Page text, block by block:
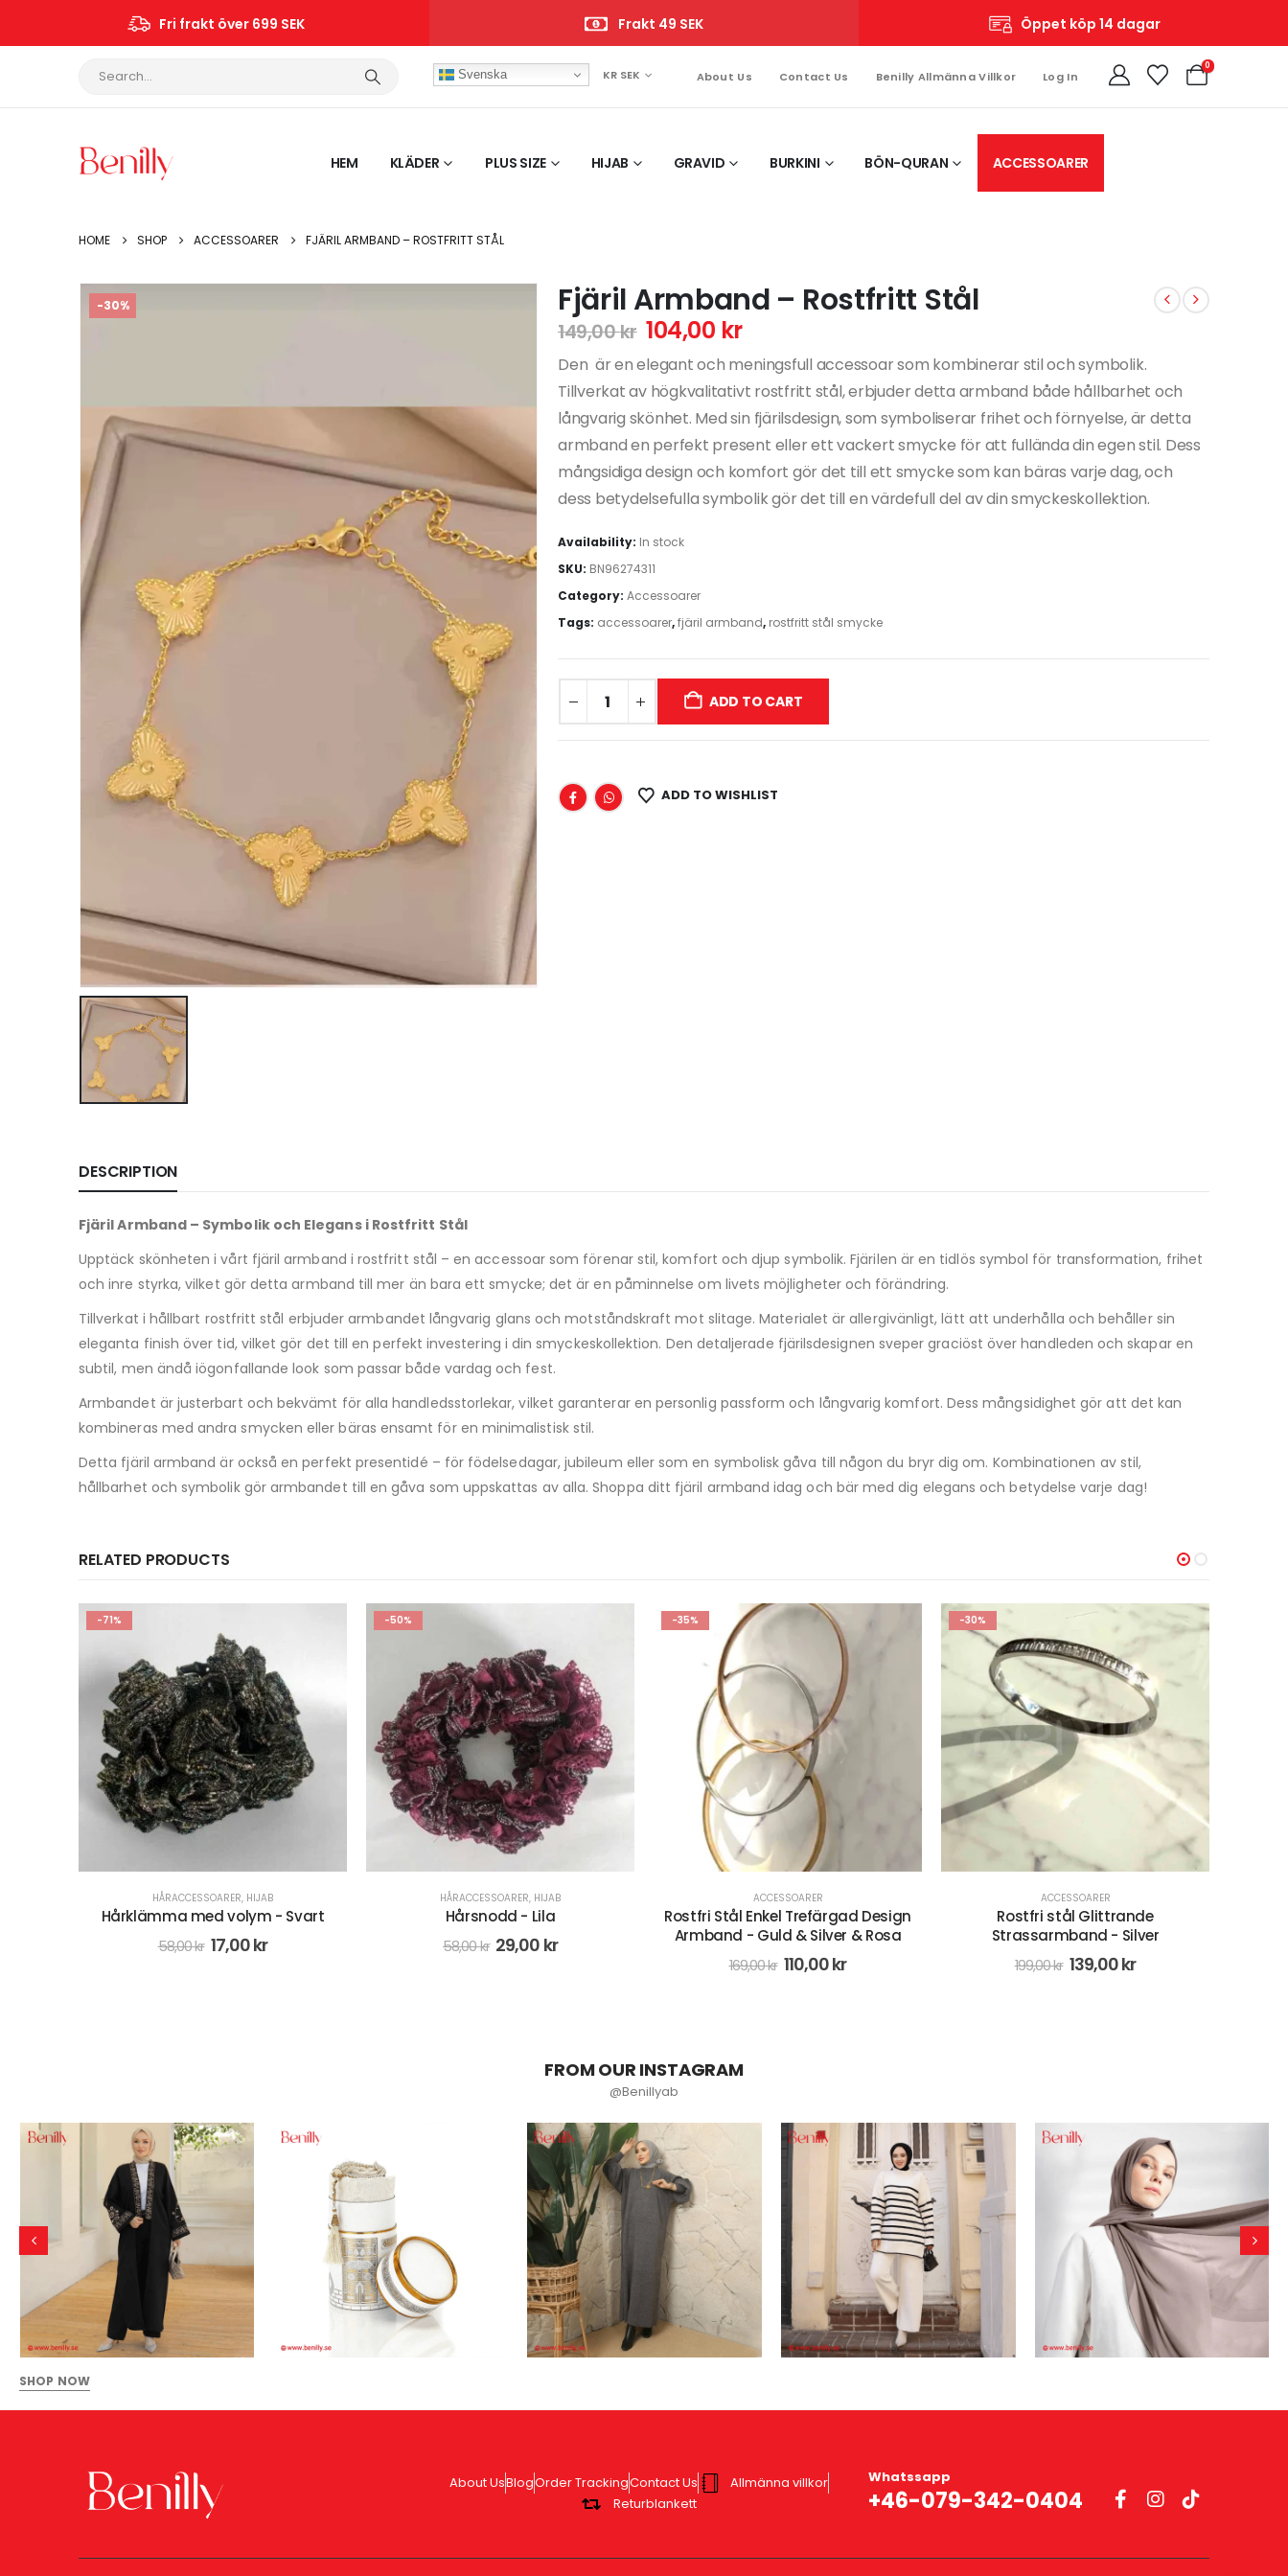
Fri frakt över 699 SEK Frakt 49 SEK Öppet köp 14 dagar
Svenska KR SEK About Us Contact Us Benilly Allmänna Villkor Log In
0
HEM KLÄDER PLUS SIZE HIJAB GRAVID BURKINI BÖN-QURAN ACCESSOARER
HOME SHOP ACCESSOARER FJÄRIL ARMBAND – ROSTFRITT STÅL
-30% Fjäril Armband – Rostfritt Stål
149,00kr 104,00 kr
Den är en elegant och meningsfull accessoar som kombinerar stil och symbolik.
Tillverkat av högkvalitativt rostfritt stål, erbjuder detta armband både hållbarhet och
långvarig skönhet. Med sin fjärilsdesign, som symboliserar frihet och förnyelse, är detta
armband en perfekt present eller ett vackert smycke för att fullända din egen stil. Dess
mångsidiga design och komfort gör det till ett smycke som kan bäras varje dag, och
dess betydelsefulla symbolik gör det till en värdefull del av din smyckeskollektion.
Availability: In stock
SKU: BN96274311
Category: Accessoarer
Tags: accessoarer,fjäril armband, rostfritt stål smycke
ADD TO CART
ADD TO WISHLIST
DESCRIPTION
Fjäril Armband – Symbolik och Elegans i Rostfritt Stål
Upptäck skönheten i vårt fjäril armband i rostfritt stål – en accessoar som förenar stil, komfort och djup symbolik. Fjärilen är en tidlös symbol för transformation, frihet
och inre styrka, vilket gör detta armband till mer än bara ett smycke; det är en påminnelse om livets möjligheter och förändring.
Tillverkat i hållbart rostfritt stål erbjuder armbandet långvarig glans och motståndskraft mot slitage. Materialet är allergivänligt, lätt att underhålla och behåller sin
eleganta finish över tid, vilket gör det till en perfekt investering i din smyckeskollektion. Den detaljerade fjärilsdesignen sveper graciöst över handleden och skapar en
subtil, men ändå iögonfallande look som passar både vardag och fest.
Armbandet är justerbart och bekvämt för alla handledsstorlekar, vilket garanterar en personlig passform och långvarig komfort. Dess mångsidighet gör att det kan
kombineras med andra smycken eller bäras ensamt för en minimalistisk stil.
Detta fjäril armband är också en perfekt presentidé – för födelsedagar, jubileum eller som en symbolisk gåva till någon du bryr dig om. Kombinationen av stil,
hållbarhet och symbolik gör armbandet till en gåva som uppskattas av alla. Shoppa ditt fjäril armband idag och bär med dig elegans och betydelse varje dag!
RELATED PRODUCTS
-50%
HÅRACCESSOARER, HIJAB
Hårsnodd - Lila
58,00kr 29,00kr
-35%
ACCESSOARER
Rostfri Stål Enkel Trefärgad Design
Armband - Guld & Silver & Rosa
-30%
ACCESSOARER
Rostfri stål Glittrande
Strassarmband - Silver
199,00kr 139,00kr
-30%
ACCESSOARER,REA
Runt Ring I rostfritt stål- Silver
198,00 kr 139,00 kr
FROM OUR INSTAGRAM
@Benillyab
SHOP NOW
About UsBlogOrder TrackingContact Us
Allmänna villkor
Returblankett
Whatssapp
+46-079-342-0404